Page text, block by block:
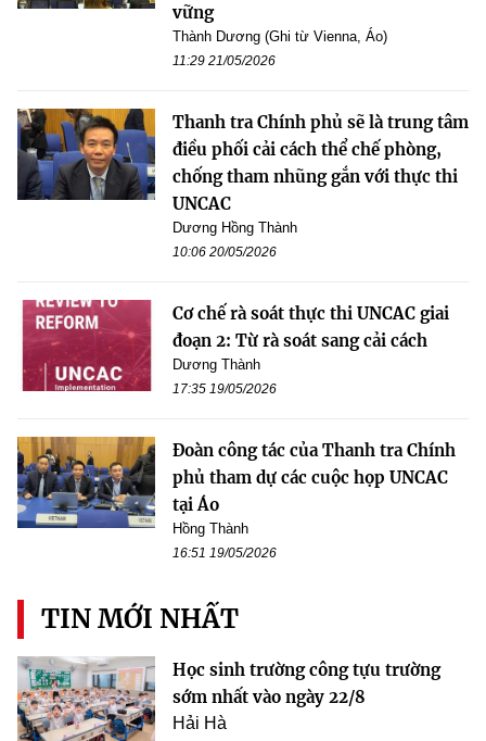
vững
Thành Dương (Ghi từ Vienna, Áo)
11:29 21/05/2026
Thanh tra Chính phủ sẽ là trung tâm
điều phối cải cách thể chế phòng,
chống tham nhũng gắn với thực thi
UNCAC
Dương Hồng Thành
10:06 20/05/2026
Cơ chế rà soát thực thi UNCAC giai
đoạn 2: Từ rà soát sang cải cách
Dương Thành
17:35 19/05/2026
Đoàn công tác của Thanh tra Chính
phủ tham dự các cuộc họp UNCAC
tại Áo
Hồng Thành
16:51 19/05/2026
TIN MỚI NHẤT
Học sinh trường công tựu trường
sớm nhất vào ngày 22/8
Hải Hà